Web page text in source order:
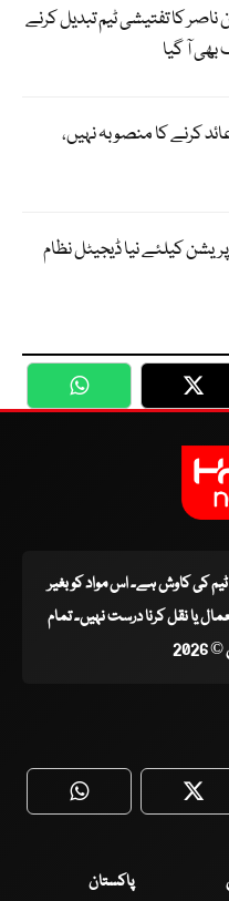
کا تفتیشی ٹیم تبدیل کرنے
بھی آ گیا
عائد کرنے کا منصوبہ نہیں،
حج آپریشن کیلئے نیا ڈیجیٹل نظام
WhatsApp
ٹیم کی کاوش ہے۔ اس مواد کو بغیر
یا نقل کرنا درست نہیں۔ تمام
WhatsApp
پاکستان